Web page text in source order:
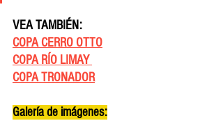
VEA TAMBIÉN:
COPA CERRO OTTO
COPA RÍO LIMAY
COPA TRONADOR
Galería de imágenes: